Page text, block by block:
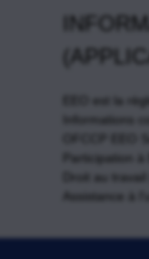
EEO est la
Informations
OFCCP EEO
Participation
Droit au travail
Assistance à